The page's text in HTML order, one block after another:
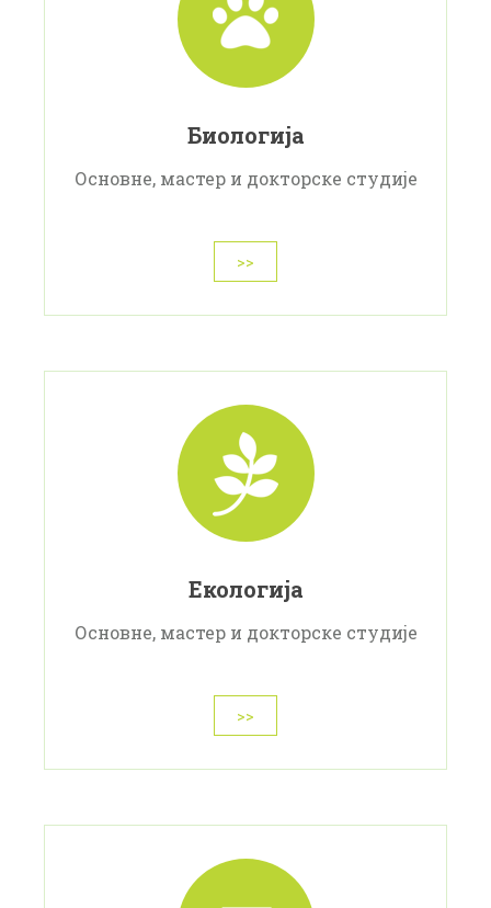
Биологија
Основне, мастер и докторске студије
>>
Екологија
Основне, мастер и докторске студије
>>